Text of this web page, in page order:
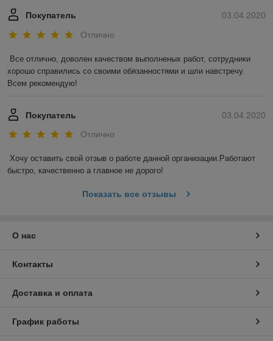
03.04.2020
Покупатель
Отлично
Все отлично, доволен качеством выполненых работ, сотрудники
хорошо справились со своими обязанностями и шли навстречу.
Всем рекомендую!
03.04.2020
Покупатель
Отлично
Хочу оставить свой отзыв о работе данной организации.Работают
быстро, качественно а главное не дорого!
Показать все отзывы
О нас
Контакты
Доставка и оплата
График работы